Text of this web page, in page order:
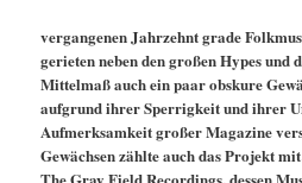
vergangenen Jahrzehnt grade
gerieten neben den großen Hypes und
Mittelmaß auch ein paar obskure
aufgrund ihrer Sperrigkeit und ihrer
Aufmerksamkeit großer Magazine
Gewächsen zählte auch das Projekt